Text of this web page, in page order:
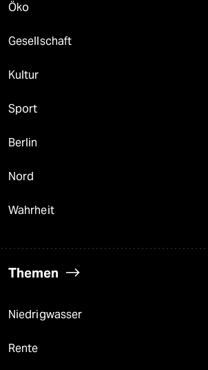
Öko
Gesellschaft
Kultur
Sport
Berlin
Nord
Wahrheit
Themen
Niedrigwasser
Rente